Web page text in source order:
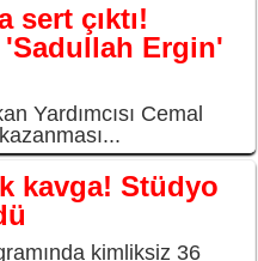
sert çıktı!
'Sadullah Ergin'
Yardımcısı Cemal
kavga! Stüdyo
kimliksiz 36